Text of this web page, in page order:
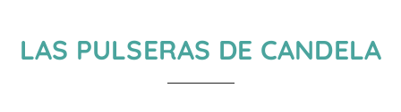
LAS PULSERAS DE CANDELA